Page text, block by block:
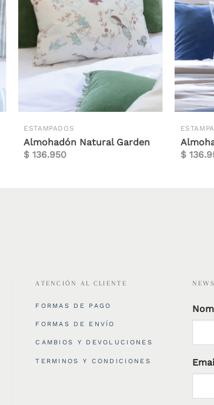
ESTAMPADOS
Almohadón Natural Garden
$ 136.950
$
ATENCIÓN AL CLIENTE
FORMAS DE PAGO
FORMAS DE ENVÍO
CAMBIOS Y DEVOLUCIONES
TERMINOS Y CONDICIONES